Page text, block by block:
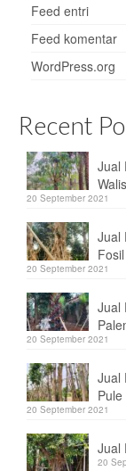
Feed entri
Feed komentar
WordPress.org
Recent
Jual
20 September 2021
Jual
Fosil
20 September 2021
Jual
20 September 2021
Jual
Pule
20 September 2021
Jual
20